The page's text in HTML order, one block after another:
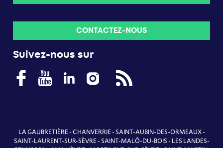
CONTACTEZ-NOUS
Suivez-nous sur
LA GAUBRETIÈRE-CHANVERRIE-SAINT-AUBIN-DES-ORMEAUX-
SAINT-LAURENT-SUR-SÈVRE-SAINT-MALÔ-DU-BOIS-LES LANDES-